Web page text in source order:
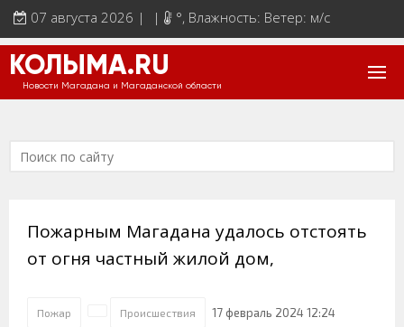
07 августа 2026 | | °, Влажность: Ветер: м/с
КОЛЫМА.RU
Новости Магадана и Магаданской области
Пожарным Магадана удалось отстоять
от огня частный жилой дом,
Пожар Происшествия 17 февраль 2024 12:24